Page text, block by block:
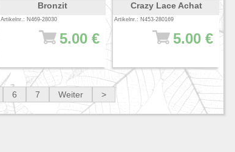
Bronzit
Artikelnr.: N469-28030
5.00 €
Crazy Lace Achat
Artikelnr.: N453-280169
5.00 €
6 7 Weiter >